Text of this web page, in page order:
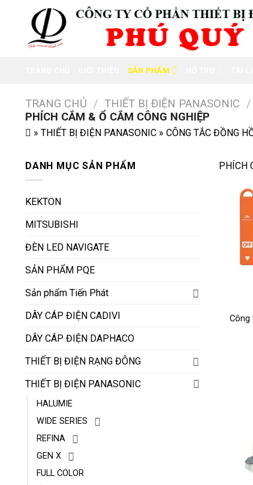
SẢN PHẨM
TRANG CHỦ / THIẾT BỊ ĐIỆN PANASONIC /
PHÍCH CẮM & Ổ CẮM CÔNG NGHIỆP
» THIẾT BỊ ĐIỆN PANASONIC » CÔNG TẮC ĐỒNG
DANH MỤC SẢN PHẨM
KEKTON
MITSUBISHI
ĐÈN LED NAVIGATE
SẢN PHẨM PQE
Sản phẩm Tiến Phát
DÂY CÁP ĐIỆN CADIVI
DÂY CÁP ĐIỆN DAPHACO
THIẾT BỊ ĐIỆN RẠNG ĐÔNG
THIẾT BỊ ĐIỆN PANASONIC
HALUMIE
WIDE SERIES
REFINA
GEN X
FULL COLOR
PHÍCH
Công